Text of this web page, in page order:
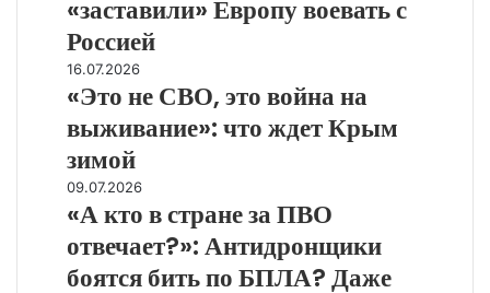
рассказал,
как
США
«заставили»
Европу
воевать
Россией
«заставили» Европу воевать с
Россией
«Это
не
это
война
на
выживание»:
что
ждет
Крым
16.07.2026
«Это не СВО, это война на
выживание»: что ждет Крым
зимой
«А
кто
стране
за
09.07.2026
«А кто в стране за ПВО
отвечает?»: Антидронщики
боятся бить по БПЛА? Даже